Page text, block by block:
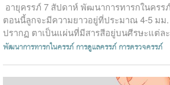
อายุครรภ์ 7 สัปดาห์ พัฒนาการทารกในครร
ตอนนี้ลูกจะมีความยาวอยู่ที่ประมาณ 4-5 ม
ปรากฏ ตาเป็นแผ่นที่มีสารสีอยู่บนศีรษะแต่ล
ขนา...
พัฒนาการทารกในครรภ์ การดูแลครรภ์ การตรวจครรภ์